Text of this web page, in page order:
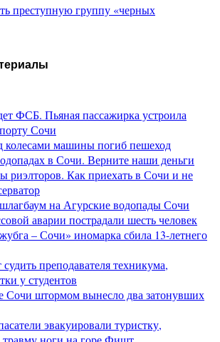
преступную группу «черных
ФСБ. Пьяная пассажирка устроила
Сочи
колесами машины погиб пешеход
в Сочи. Верните наши деньги
риэлторов. Как приехать в Сочи и не
на Агурские водопады Сочи
аварии пострадали шесть человек
– Сочи» иномарка сбила 13-летнего
преподавателя техникума,
у студентов
Сочи штормом вынесло два затонувших
эвакуировали туристку,